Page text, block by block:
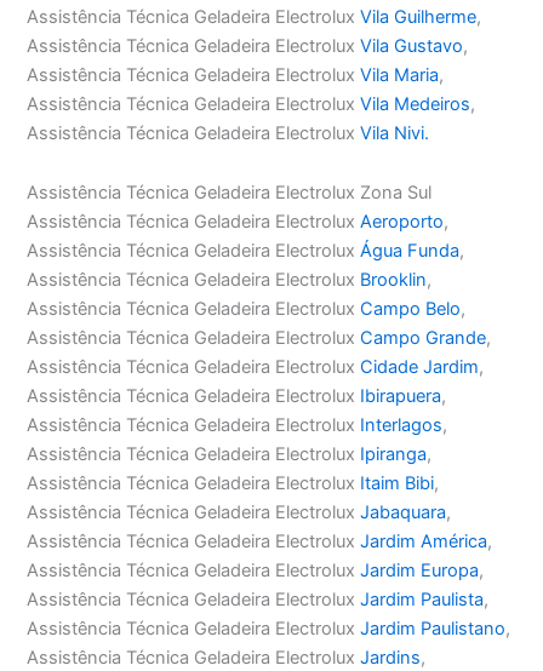
Assistência Técnica Geladeira ElectroluxVila Guilherme,
Assistência Técnica Geladeira ElectroluxVila Gustavo,
Assistência Técnica Geladeira ElectroluxVila Maria,
Assistência Técnica Geladeira ElectroluxVila Medeiros,
Assistência Técnica Geladeira ElectroluxVila Nivi.
Assistência Técnica Geladeira Electrolux Zona Sul
Assistência Técnica Geladeira ElectroluxAeroporto,
Assistência Técnica Geladeira ElectroluxÁgua Funda,
Assistência Técnica Geladeira Electrolux Brooklin,
Assistência Técnica Geladeira ElectroluxCampo Belo,
Assistência Técnica Geladeira ElectroluxCampo Grande,
Assistência Técnica Geladeira ElectroluxCidade Jardim,
Assistência Técnica Geladeira Electrolux Ibirapuera,
Assistência Técnica Geladeira Electrolux Interlagos,
Assistência Técnica Geladeira Electrolux Ipiranga,
Assistência Técnica Geladeira Electrolux Itaim Bibi,
Assistência Técnica Geladeira ElectroluxJabaquara,
Assistência Técnica Geladeira ElectroluxJardim América,
Assistência Técnica Geladeira ElectroluxJardim Europa,
Assistência Técnica Geladeira ElectroluxJardim Paulista,
Assistência Técnica Geladeira ElectroluxJardim Paulistano,
Assistência Técnica Geladeira ElectroluxJardins,